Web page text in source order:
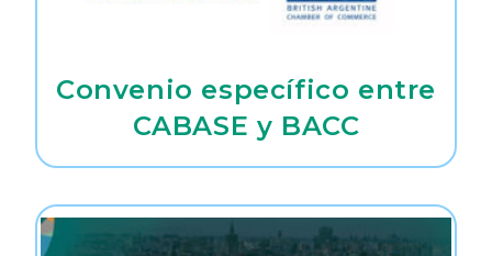
Convenio específico entre
CABASE y BACC